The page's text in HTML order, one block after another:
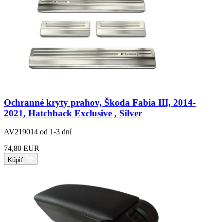
Ochranné kryty prahov, Škoda Fabia III, 2014-
2021, Hatchback Exclusive , Silver
AV219014 od 1-3 dní
74,80 EUR
Kúpiť